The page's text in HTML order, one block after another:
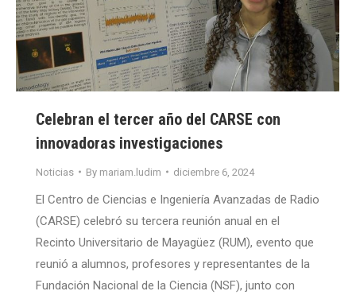
Celebran el tercer año del CARSE con
innovadoras investigaciones
Noticias By mariam.ludim diciembre 6, 2024
El Centro de Ciencias e Ingeniería Avanzadas de Radio
(CARSE) celebró su tercera reunión anual en el
Recinto Universitario de Mayagüez (RUM), evento que
reunió a alumnos, profesores y representantes de la
Fundación Nacional de la Ciencia (NSF), junto con